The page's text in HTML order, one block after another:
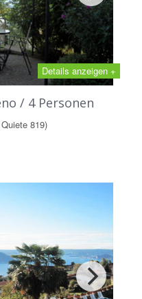
Details anzeigen +
/ 4 Personen
819)